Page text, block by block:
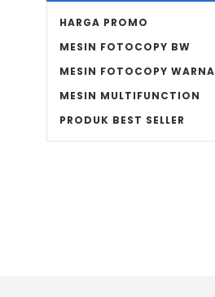
HARGA PROMO
MESIN FOTOCOPY BW
MESIN FOTOCOPY WARNA
MESIN MULTIFUNCTION
PRODUK BEST SELLER